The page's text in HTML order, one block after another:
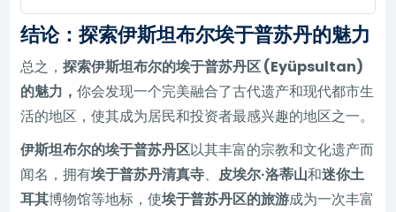
结论：探索伊斯坦布尔埃于普苏丹的魅力
总之，探索伊斯坦布尔的埃于普苏丹区 (Eyüpsultan)
的魅力，你会发现一个完美融合了古代遗产和现代都市生
活的地区，使其成为居民和投资者最感兴趣的地区之一。
伊斯坦布尔的埃于普苏丹区以其丰富的宗教和文化遗产而
闻名，拥有埃于普苏丹清真寺、 皮埃尔·洛蒂山和迷你土
耳其博物馆等地标，使埃于普苏丹区的旅游成为一次丰富